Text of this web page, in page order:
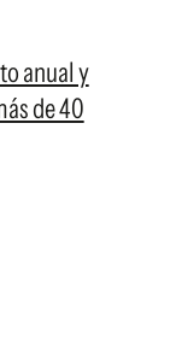
anual y
de 40